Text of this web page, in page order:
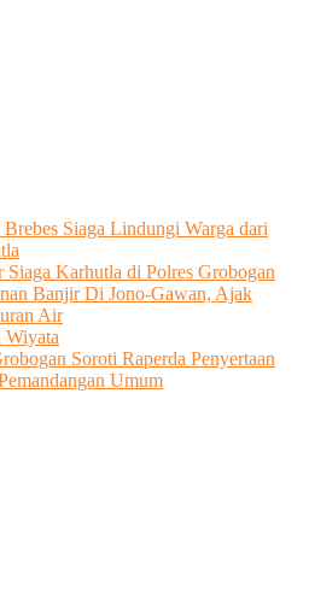
Siaga Lindungi Warga dari
Karhutla di Polres Grobogan
Banjir Di Jono-Gawan, Ajak
Air
Wiyata
Soroti Raperda Penyertaan
Umum